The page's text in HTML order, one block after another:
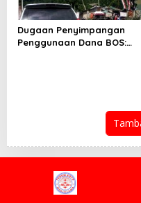
Dugaan Penyimpangan
Penggunaan Dana BOS: